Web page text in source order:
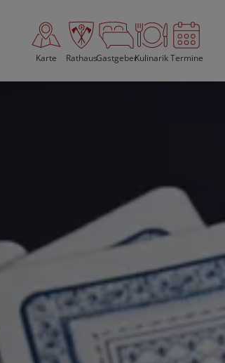
Karte RathausGastgeberKulinarikTermine